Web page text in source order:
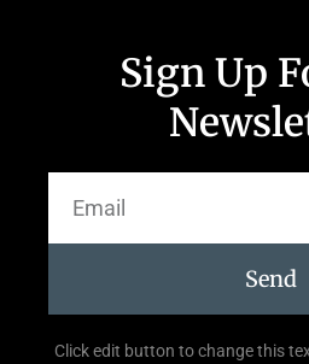
Sign Up
Send
Click edit button to change this